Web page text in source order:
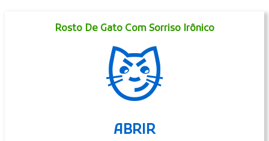
Rosto De Gato Com Sorriso Irônico
😼
ABRIR